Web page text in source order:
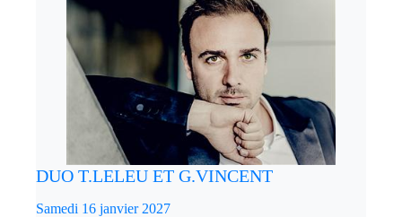
DUO T.LELEU ET G.VINCENT
Samedi 16 janvier 2027